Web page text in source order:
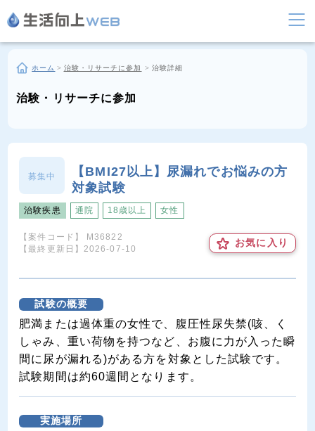
ホーム > 治験・リサーチに参加 > 治験詳細
治験・リサーチに参加
募集中
【BMI27以上】尿漏れでお悩みの方
対象試験
治験疾患 通院 18歳以上 女性
【案件コード】
M36822
【最終更新日】 2026-07-10
お気に入り
試験の概要
肥満または過体重の女性で、腹圧性尿失禁(咳、く
しゃみ、重い荷物を持つなど、お腹に力が入った瞬
間に尿が漏れる)がある方を対象とした試験です。
試験期間は約60週間となります。
実施場所